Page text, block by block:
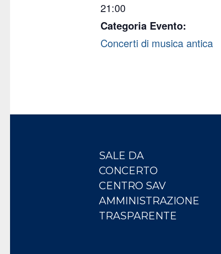
21:00
Categoria Evento:
Concerti di musica antica
SALE DA
CONCERTO
CENTRO SAV
AMMINISTRAZIONE
TRASPARENTE